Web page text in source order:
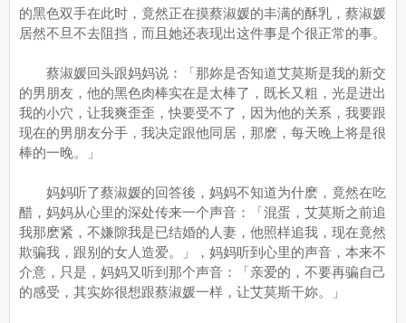
的黑色双手在此时，竟然正在摸蔡淑媛的丰满的酥乳，蔡淑媛
居然不旦不去阻挡，而且她还表现出这件事是个很正常的事。
蔡淑媛回头跟妈妈说：「那妳是否知道艾莫斯是我的新交
的男朋友，他的黑色肉棒实在是太棒了，既长又粗，光是进出
我的小穴，让我爽歪歪，快要受不了，因为他的关系，我要跟
现在的男朋友分手，我决定跟他同居，那麽，每天晚上将是很
棒的一晚。」
妈妈听了蔡淑媛的回答後，妈妈不知道为什麽，竟然在吃
醋，妈妈从心里的深处传来一个声音：「混蛋，艾莫斯之前追
我那麽紧，不嫌隙我是已结婚的人妻，他照样追我，现在竟然
欺骗我，跟别的女人造爱。」，妈妈听到心里的声音，本来不
介意，只是，妈妈又听到那个声音：「亲爱的，不要再骗自己
的感受，其实妳很想跟蔡淑媛一样，让艾莫斯干妳。」